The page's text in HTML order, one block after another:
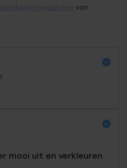
van
mooi uit en verkleuren